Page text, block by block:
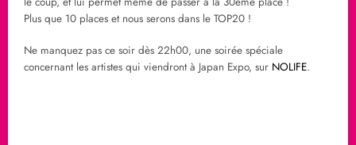
Plus que 10 places et nous serons dans le TOP20 !
Ne manquez pas ce soir dès 22h00, une soirée spéciale
concernant les artistes qui viendront à Japan Expo, sur NOLIFE.